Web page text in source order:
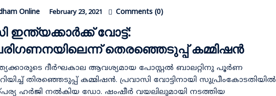
Online February 23, 2021 Comments (0)
ഇന്ത്യക്കാര്‍ക്ക് വോട്ട്:
തെരഞ്ഞെടുപ്പ് കമ്മിഷന്‍
ദീർഘകാല ആവശ്യമായ പോസ്റ്റൽ ബാലറ്റിനു പൂർണ
തിരഞ്ഞെടുപ്പ് കമ്മിഷൻ. പ്രവാസി വോട്ടിനായി സുപ്രീംകോടതിയില്‍
ഹര്‍ജി നല്‍കിയ ഡോ. ഷംഷീര്‍ വയലിലുമായി നടത്തിയ